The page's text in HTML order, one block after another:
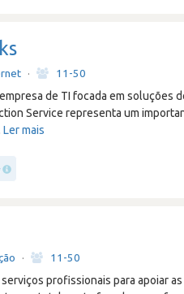
·
11-50
de TI focada em soluções
Service representa um
Ler mais
·
11-50
profissionais para apoiar